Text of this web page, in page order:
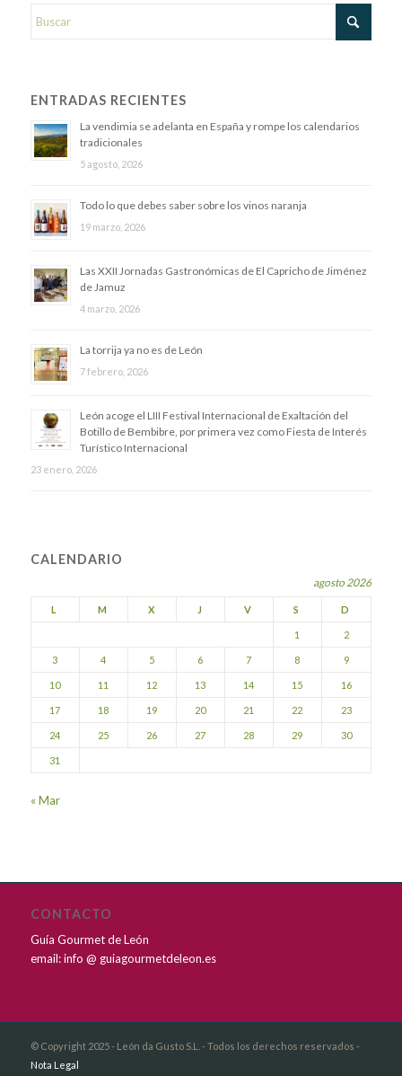
ENTRADAS RECIENTES
La vendimia se adelanta en España y rompe los calendarios
tradicionales
5 agosto, 2026
Todo lo que debes saber sobre los vinos naranja
19 marzo, 2026
Las XXII Jornadas Gastronómicas de El Capricho de Jiménez
de Jamuz
4 marzo, 2026
La torrija ya no es de León
7 febrero, 2026
​León acoge el LIII Festival Internacional de Exaltación del
Botillo de Bembibre, por primera vez como Fiesta de Interés
Turístico Internacional
23 enero, 2026
CALENDARIO
agosto 2026
L M X J V S D
1 2
3 4 5 6 7 8 9
10 11 12 13 14 15 16
17 18 19 20 21 22 23
24 25 26 27 28 29 30
31
« Mar
CONTACTO
Guía Gourmet de León
email: info @ guiagourmetdeleon.es
© Copyright 2025 - León da Gusto S.L. - Todos los derechos reservados -
Nota Legal